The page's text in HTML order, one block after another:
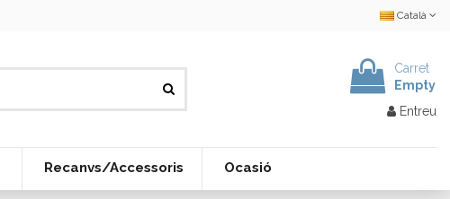
Català
Carret
Empty
Entreu
Recanvs/Accessoris Ocasió